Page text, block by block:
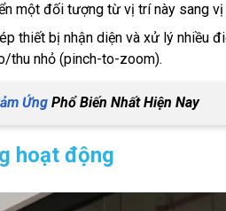
một đối tượng từ vị trí này sang vị
thiết bị nhận diện và xử lý nhiều
thu nhỏ (pinch-to-zoom).
Ứng Phổ Biến Nhất Hiện Nay
hoạt động